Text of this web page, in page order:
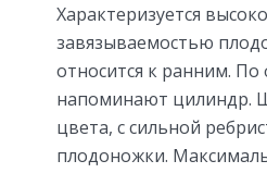
Характеризуется
завязываемостью
относится к ранним.
напоминают цилиндр.
цвета, с сильной
плодоножки.